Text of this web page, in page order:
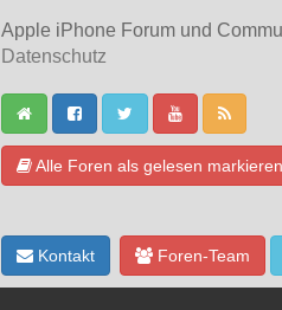
Apple iPhone Forum und
Datenschutz
Alle Foren als gelesen markieren
Kontakt Foren-Team